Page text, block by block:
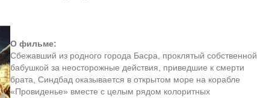
О фильме:
Сбежавший из родного города Басра, проклятый собственной
бабушкой за неосторожные действия, приведшие к смерти
брата, Синдбад оказывается в открытом море на корабле
«Провиденье» вместе с целым рядом колоритных